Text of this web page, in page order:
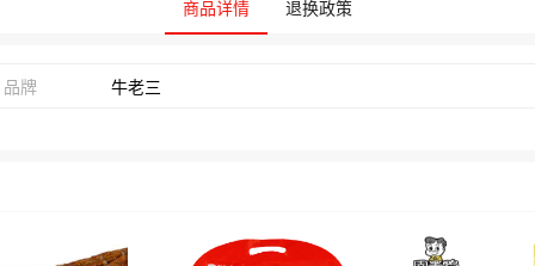
商品详情 退换政策
品牌 牛老三